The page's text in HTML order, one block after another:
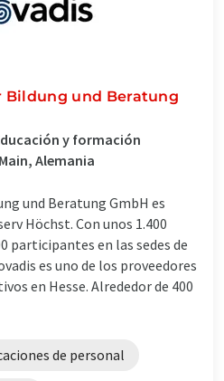
Bildung und Beratung
y formación
Alemania
und Beratung GmbH es
Höchst. Con unos 1.400
participantes en las sedes de
es uno de los proveedores
en Hesse. Alrededor de 400
de personal